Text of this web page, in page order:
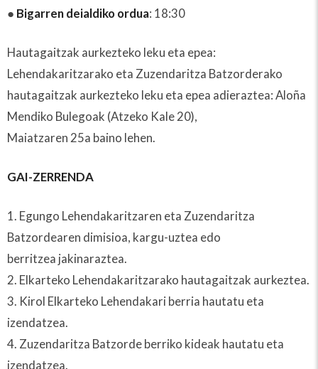
● Bigarren deialdiko ordua: 18:30
Hautagaitzak aurkezteko leku eta epea:
Lehendakaritzarako eta Zuzendaritza Batzorderako
hautagaitzak aurkezteko leku eta epea adieraztea: Aloña
Mendiko Bulegoak (Atzeko Kale 20),
Maiatzaren 25a baino lehen.
GAI-ZERRENDA
1. Egungo Lehendakaritzaren eta Zuzendaritza
Batzordearen dimisioa, kargu-uztea edo
berritzea jakinaraztea.
2. Elkarteko Lehendakaritzarako hautagaitzak aurkeztea.
3. Kirol Elkarteko Lehendakari berria hautatu eta
izendatzea.
4. Zuzendaritza Batzorde berriko kideak hautatu eta
izendatzea.